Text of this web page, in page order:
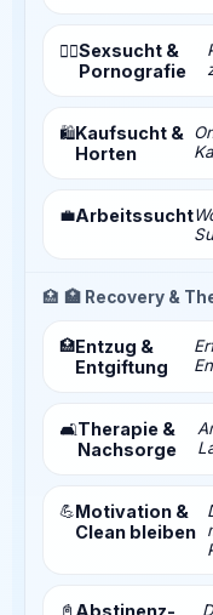
❤️‍🔥Sexsucht &
Pornografie
🛍️Kaufsucht &
Horten
💼Arbeitssucht
🏥 🏥 Recovery &
🏥Entzug &
Entgiftung
🛋️Therapie &
Nachsorge
💪Motivation &
Clean bleiben
📓 Abstinenz-